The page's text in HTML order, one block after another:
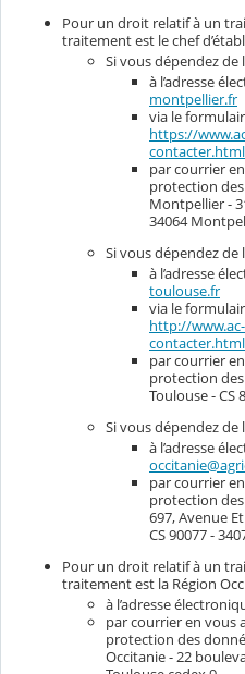
Pour un droit relatif à un
traitement est le chef
Si vous dépendez de
à l’adresse
montpellier.fr
via le
https://
par courrier
protection des
Montpellier -
34064
Si vous dépendez de
à l’adresse
toulouse.fr
via le
http://
par courrier
protection des
Toulouse - CS
Si vous dépendez de
à l’adresse
par courrier
protection des
697, Avenue
CS 90077 -
Pour un droit relatif à un
traitement est la Région
à l’adresse
par courrier en vous
protection des
Occitanie - 22